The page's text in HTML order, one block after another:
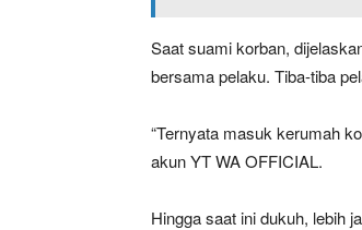
Saat suami korban,
bersama pelaku. Tiba-tiba
“Ternyata masuk kerumah
akun YT WA OFFICIAL.
Hingga saat ini dukuh, lebih